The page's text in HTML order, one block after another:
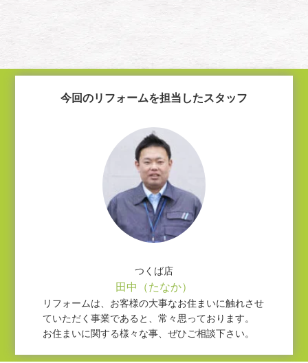
今回のリフォームを担当したスタッフ
つくば店
田中（たなか）
リフォームは、お客様の大事なお住まいに触れさせ
ていただく事業であると、常々思っております。
お住まいに関する様々な事、ぜひご相談下さい。